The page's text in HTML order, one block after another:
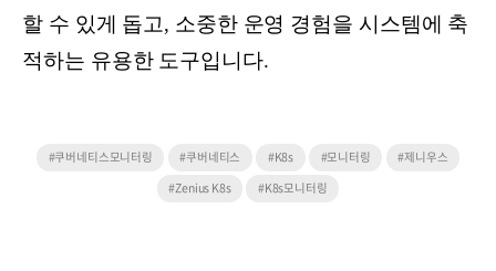
할 수 있게 돕고, 소중한 운영 경험을 시스템에 축
적하는 유용한 도구입니다.
#쿠버네티스모니터링 #쿠버네티스 #K8s #모니터링
#제니우스
#Zenius K8s
#K8s모니터링